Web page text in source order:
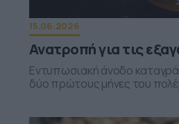
15.06.2026
Ανατροπή για τις
Εντυπωσιακή άνοδο
δύο πρώτους μήνες του